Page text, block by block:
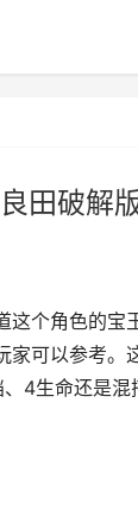
田破解
个角色的宝
可以参考。
4生命还是